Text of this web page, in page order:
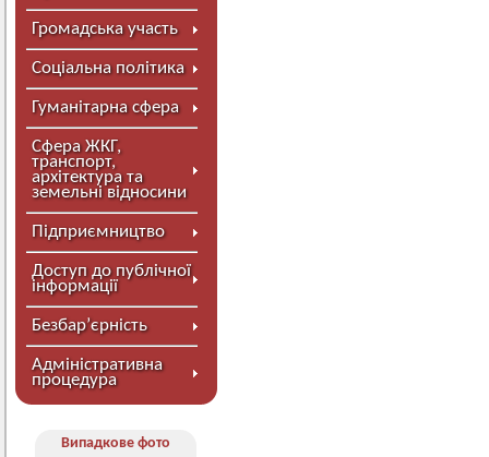
Громадська участь
Соціальна політика
Гуманітарна сфера
Сфера ЖКГ,
транспорт,
архітектура та
земельні відносини
Підприємництво
Доступ до публічної
інформації
Безбар’єрність
Адміністративна
процедура
Випадкове фото